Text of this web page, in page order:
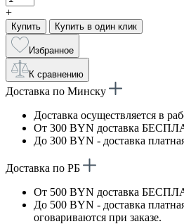
+
Купить Купить в один клик
Избранное
К сравнению
Доставка по Минску
Доставка осуществляется в
От 300 BYN доставка
До 300 BYN - доставка
Доставка по РБ
От 500 BYN доставка
До 500 BYN - доставка
оговариваются при заказе.